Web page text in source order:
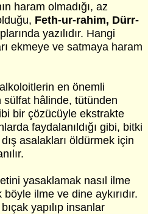
haram olmadığı, az
Feth-ur-rahim, Dürr-
yazılıdır. Hangi
ekmeye ve satmaya haram
en önemli
hâlinde, tütünden
bir çözücüyle ekstrakte
faydalanıldığı gibi, bitki
asalakları öldürmek için
yasaklamak nasıl ilme
ilme ve dine aykırıdır.
yapılıp insanlar